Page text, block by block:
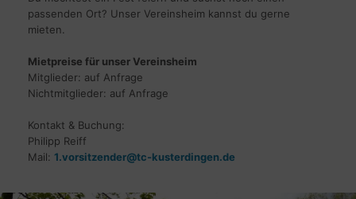
passenden Ort? Unser Vereinsheim kannst du gerne
mieten.
Mietpreise für unser Vereinsheim
Mitglieder: auf Anfrage
Nichtmitglieder: auf Anfrage
Kontakt & Buchung:
Philipp Reiff
Mail: 1.vorsitzender@tc-kusterdingen.de